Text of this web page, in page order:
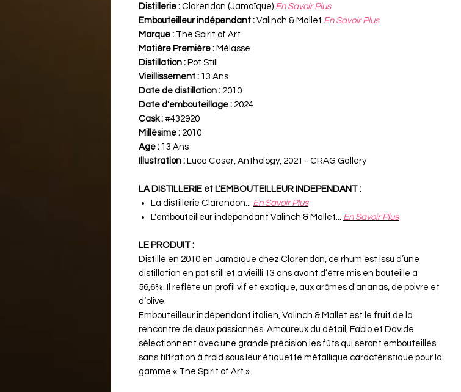
Distillerie : Clarendon (Jamaïque) En Savoir Plus
Embouteilleur indépendant : Valinch & Mallet En Savoir Plus
Marque : The Spirit of Art
Matière Première : Mélasse
Distillation : Pot Still
Vieillissement : 13 Ans
Date de distillation : 2010
Date d'embouteillage : 2024
Cask : #432920
Millésime : 2010
Age : 13 Ans
Illustration : Luca Caser, Anthology, 2021 - CRAG Gallery
LA DISTILLERIE et L'EMBOUTEILLEUR INDEPENDANT :
La distillerie Clarendon... En Savoir Plus
L'embouteilleur indépendant Valinch & Mallet... En Savoir Plus
LE PRODUIT :
Distillé en 2010 en Jamaïque chez Clarendon, ce rhum est issu d’une
distillation en pot still et a vieilli 13 ans avant d’être mis en bouteille à
56,6%. Il reflète un profil vif et exotique, aux arômes d'ananas, de poivre et
d’olive.
Embouteilleur indépendant italien, Valinch & Mallet est le fruit de la
rencontre de deux passionnés. Amoureux du détail, Fabio et Davide
sélectionnent avec une grande précision les fûts qui seront embouteillés
sans filtration à froid sous leur étiquette métallique caractéristique pour la
gamme « The Spirit of Art ».